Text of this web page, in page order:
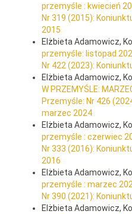
przemyśle : kwiecień
Nr 319 (2015):
2015
Elżbieta Adamowicz,
przemyśle: listopad
Nr 422 (2023):
Elżbieta Adamowicz,
W PRZEMYŚLE:
Przemyśle: Nr 426
marzec 2024
Elżbieta Adamowicz,
przemyśle : czerwiec
Nr 333 (2016):
2016
Elżbieta Adamowicz,
przemyśle : marzec
Nr 390 (2021):
Elżbieta Adamowicz,